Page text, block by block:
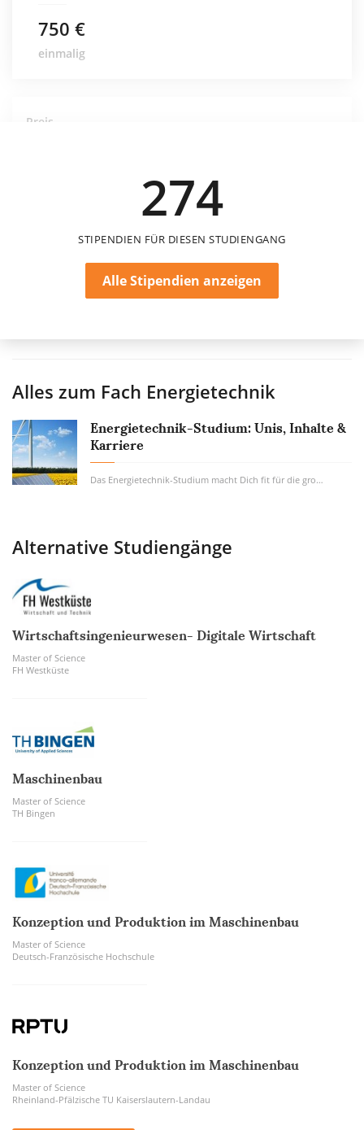
750 €
einmalig
Preis
274
STIPENDIEN FÜR DIESEN STUDIENGANG
Alle Stipendien anzeigen
Alles zum Fach Energietechnik
Energietechnik-Studium: Unis, Inhalte &
Karriere
Das Energietechnik-Studium macht Dich fit für die großen Herausforderungen von morgen:...
Alternative Studiengänge
Wirtschaftsingenieurwesen- Digitale Wirtschaft
Master of Science
FH Westküste
Maschinenbau
Master of Science
TH Bingen
Konzeption und Produktion im Maschinenbau
Master of Science
Deutsch-Französische Hochschule
Konzeption und Produktion im Maschinenbau
Master of Science
Rheinland-Pfälzische TU Kaiserslautern-Landau